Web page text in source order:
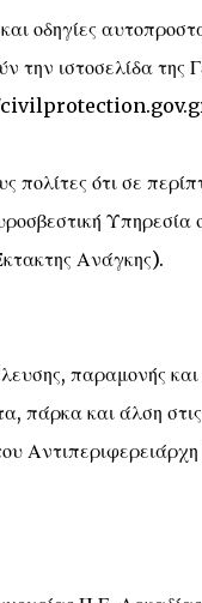
οδηγίες
την ιστοσελίδα της
πολίτες ότι σε
Ανάγκης).
παραμονής
πάρκα και άλση